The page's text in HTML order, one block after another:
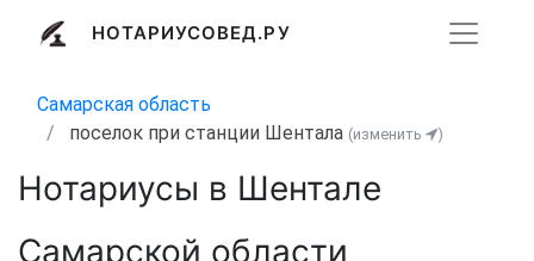
НОТАРИУСОВЕД.РУ
Самарская область
поселок при станции Шентала (изменить )
Нотариусы в Шентале
Самарской области